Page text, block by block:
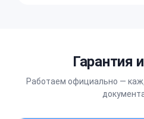
Гарантия
Работаем официально —